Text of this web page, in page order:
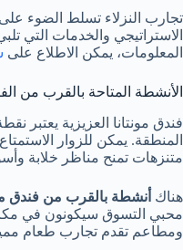
تجارب النزلاء تسلط الضوء على
الاستراتيجي والخدمات التي
المعلومات، يمكن الاطلاع على
الأنشطة المتاحة بالقرب من
فندق مونتانا العزيزية يعتبر
المنطقة. يمكن للزوار
متنزهات تمنح مناظر خلابة
هناك أنشطة بالقرب من فندق
محبي التسوق سيكونون في
ومطاعم تقدم تجارب طعام